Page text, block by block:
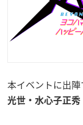
本イベントに出陣
光世・水心子正